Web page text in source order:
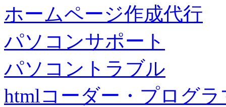
ホームページ作成代行
パソコンサポート
パソコントラブル
htmlコーダー・プログラ